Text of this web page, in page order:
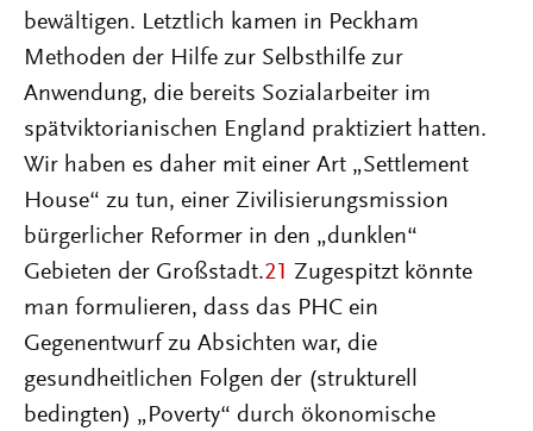
bewältigen. Letztlich kamen in Peckham
Methoden der Hilfe zur Selbsthilfe zur
Anwendung, die bereits Sozialarbeiter im
spätviktorianischen England praktiziert hatten.
Wir haben es daher mit einer Art „Settlement
House“ zu tun, einer Zivilisierungsmission
bürgerlicher Reformer in den „dunklen“
Gebieten der Großstadt.21 Zugespitzt könnte
man formulieren, dass das PHC ein
Gegenentwurf zu Absichten war, die
gesundheitlichen Folgen der (strukturell
bedingten) „Poverty“ durch ökonomische